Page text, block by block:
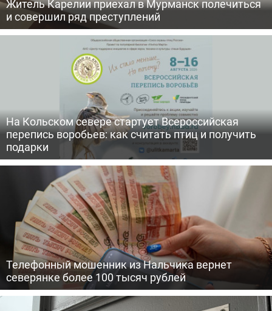
Житель Карелии приехал в Мурманск полечиться
и совершил ряд преступлений
На Кольском севере стартует Всероссийская
перепись воробьев: как считать птиц и получить
подарки
Телефонный мошенник из Нальчика вернет
северянке более 100 тысяч рублей